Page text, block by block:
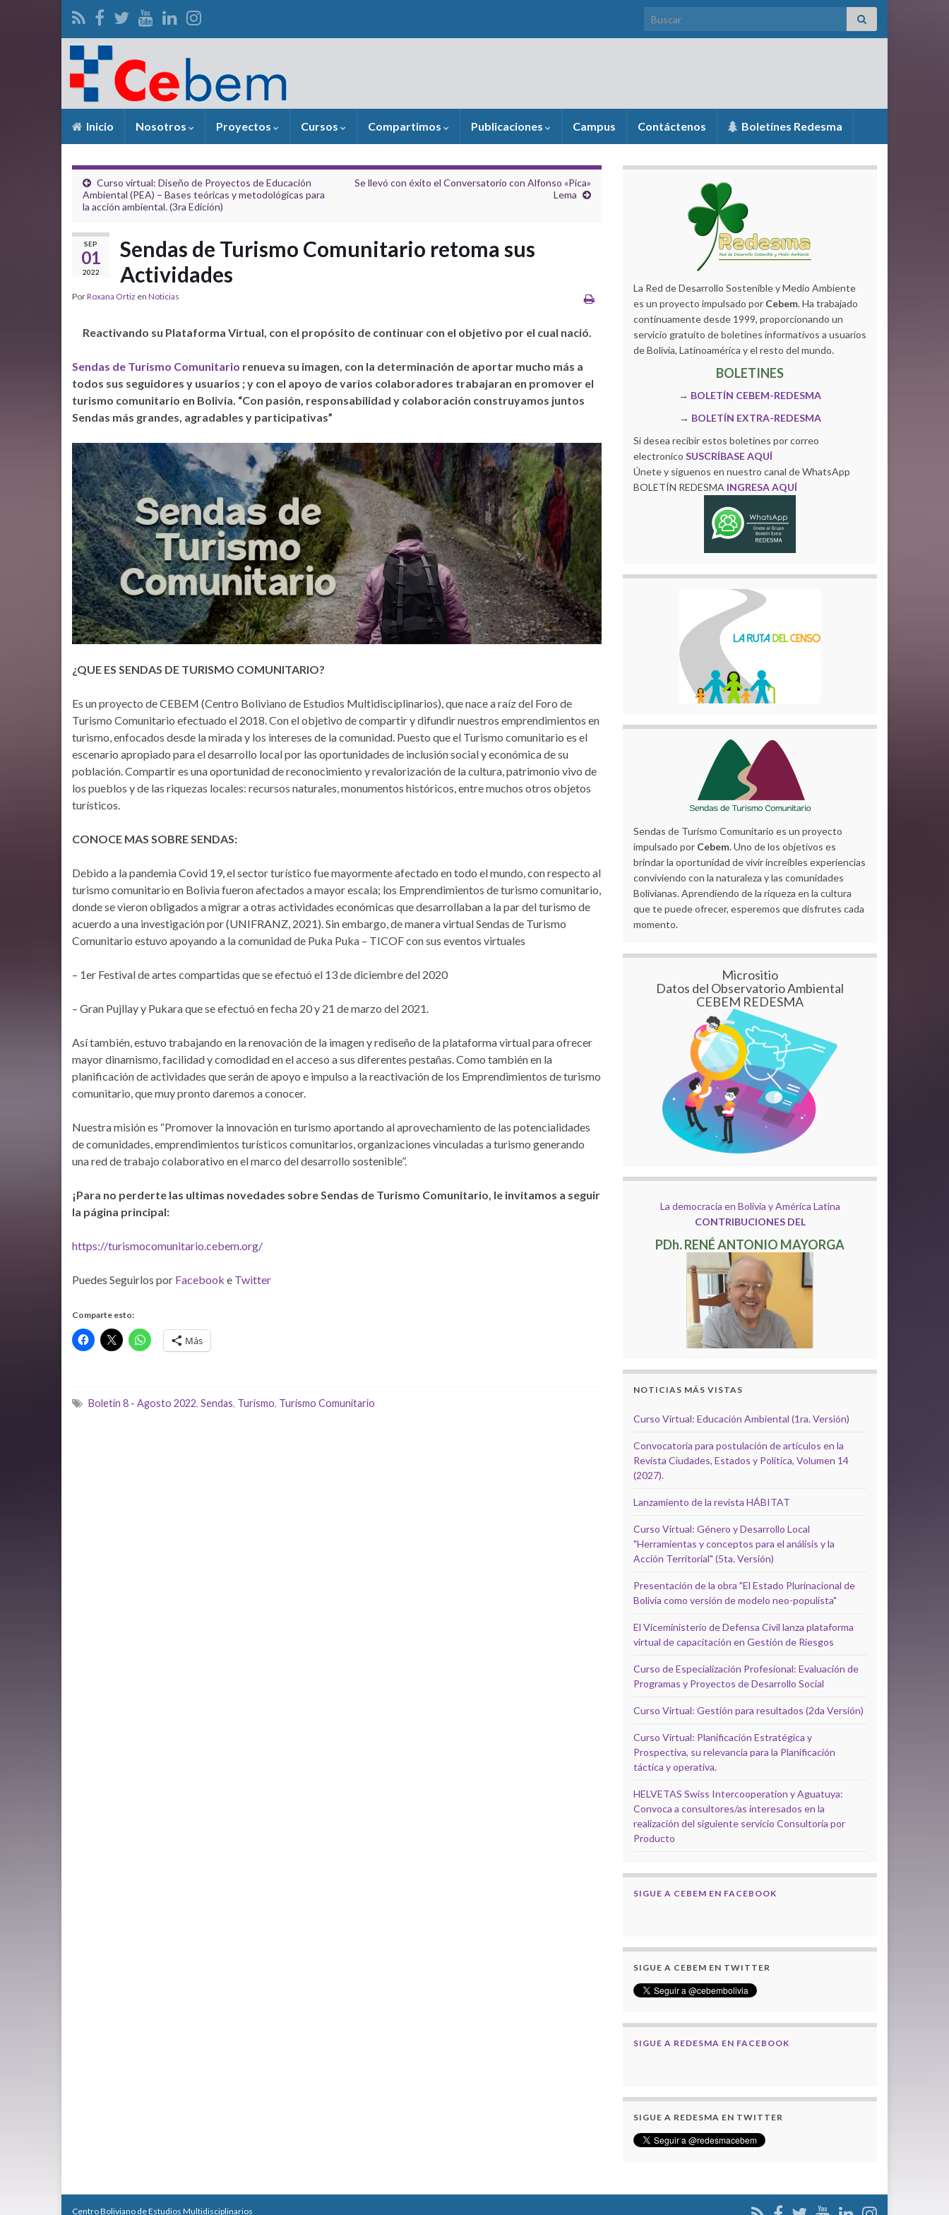
Search for:
Inicio Nosotros Proyectos Cursos Compartimos Publicaciones Campus Contáctenos Boletínes Redesma
Curso virtual: Diseño de Proyectos de Educación
Ambiental (PEA) – Bases teóricas y metodológicas para
la acción ambiental. (3ra Edición)
Se llevó con éxito el Conversatorio con Alfonso «Pica»
Lema
SEP
01
2022
Sendas de Turismo Comunitario retoma sus
Actividades
PorRoxana Ortiz en Noticias
Reactivando su Plataforma Virtual, con el propósito de continuar con el objetivo por el cual nació.
Sendas de Turismo Comunitario renueva su imagen, con la determinación de aportar mucho más a
todos sus seguidores y usuarios ; y con el apoyo de varios colaboradores trabajaran en promover el
turismo comunitario en Bolivia. “Con pasión, responsabilidad y colaboración construyamos juntos
Sendas más grandes, agradables y participativas”
¿QUE ES SENDAS DE TURISMO COMUNITARIO?
Es un proyecto de CEBEM (Centro Boliviano de Estudios Multidisciplinarios), que nace a raíz del Foro de
Turismo Comunitario efectuado el 2018. Con el objetivo de compartir y difundir nuestros emprendimientos en
turismo, enfocados desde la mirada y los intereses de la comunidad. Puesto que el Turismo comunitario es el
escenario apropiado para el desarrollo local por las oportunidades de inclusión social y económica de su
población. Compartir es una oportunidad de reconocimiento y revalorización de la cultura, patrimonio vivo de
los pueblos y de las riquezas locales: recursos naturales, monumentos históricos, entre muchos otros objetos
turísticos.
CONOCE MAS SOBRE SENDAS:
Debido a la pandemia Covid 19, el sector turístico fue mayormente afectado en todo el mundo, con respecto al
turismo comunitario en Bolivia fueron afectados a mayor escala; los Emprendimientos de turismo comunitario,
donde se vieron obligados a migrar a otras actividades económicas que desarrollaban a la par del turismo de
acuerdo a una investigación por (UNIFRANZ, 2021). Sin embargo, de manera virtual Sendas de Turismo
Comunitario estuvo apoyando a la comunidad de Puka Puka – TICOF con sus eventos virtuales
– 1er Festival de artes compartidas que se efectuó el 13 de diciembre del 2020
– Gran Pujllay y Pukara que se efectuó en fecha 20 y 21 de marzo del 2021.
Así también, estuvo trabajando en la renovación de la imagen y rediseño de la plataforma virtual para ofrecer
mayor dinamismo, facilidad y comodidad en el acceso a sus diferentes pestañas. Como también en la
planificación de actividades que serán de apoyo e impulso a la reactivación de los Emprendimientos de turismo
comunitario, que muy pronto daremos a conocer.
Nuestra misión es “Promover la innovación en turismo aportando al aprovechamiento de las potencialidades
de comunidades, emprendimientos turísticos comunitarios, organizaciones vinculadas a turismo generando
una red de trabajo colaborativo en el marco del desarrollo sostenible”.
¡Para no perderte las ultimas novedades sobre Sendas de Turismo Comunitario, le invitamos a seguir
la página principal:
https://turismocomunitario.cebem.org/
Puedes Seguirlos por Facebook e Twitter
Comparte esto:
Más
Boletín 8 - Agosto 2022, Sendas, Turismo, Turismo Comunitario
La Red de Desarrollo Sostenible y Medio Ambiente
es un proyecto impulsado por Cebem. Ha trabajado
continuamente desde 1999, proporcionando un
servicio gratuito de boletines informativos a usuarios
de Bolivia, Latinoamérica y el resto del mundo.
BOLETINES
→ BOLETÍN CEBEM-REDESMA
→ BOLETÍN EXTRA-REDESMA
Si desea recibir estos boletines por correo
electronico SUSCRÍBASE AQUÍ
Únete y siguenos en nuestro canal de WhatsApp
BOLETÍN REDESMA INGRESA AQUÍ
Sendas de Turismo Comunitario es un proyecto
impulsado por Cebem. Uno de los objetivos es
brindar la oportunidad de vivir increíbles experiencias
conviviendo con la naturaleza y las comunidades
Bolivianas. Aprendiendo de la riqueza en la cultura
que te puede ofrecer, esperemos que disfrutes cada
momento.
Micrositio
Datos del Observatorio Ambiental
CEBEM REDESMA
La democracia en Bolivia y América Latina
CONTRIBUCIONES DEL
PDh. RENÉ ANTONIO MAYORGA
NOTICIAS MÁS VISTAS
Curso Virtual: Educación Ambiental (1ra. Versión)
Convocatoria para postulación de artículos en la
Revista Ciudades, Estados y Política, Volumen 14
(2027).
Lanzamiento de la revista HÁBITAT
Curso Virtual: Género y Desarrollo Local
"Herramientas y conceptos para el análisis y la
Acción Territorial" (5ta. Versión)
Presentación de la obra "El Estado Plurinacional de
Bolivia como versión de modelo neo-populista"
El Viceministerio de Defensa Civil lanza plataforma
virtual de capacitación en Gestión de Riesgos
Curso de Especialización Profesional: Evaluación de
Programas y Proyectos de Desarrollo Social
Curso Virtual: Gestión para resultados (2da Versión)
Curso Virtual: Planificación Estratégica y
Prospectiva, su relevancia para la Planificación
táctica y operativa.
HELVETAS Swiss Intercooperation y Aguatuya:
Convoca a consultores/as interesados en la
realización del siguiente servicio Consultoría por
Producto
SIGUE A CEBEM EN FACEBOOK
SIGUE A CEBEM EN TWITTER
SIGUE A REDESMA EN FACEBOOK
SIGUE A REDESMA EN TWITTER
Centro Boliviano de Estudios Multidisciplinarios